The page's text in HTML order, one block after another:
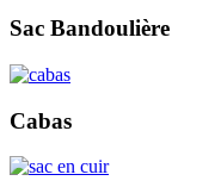
Sac Bandoulière
Cabas